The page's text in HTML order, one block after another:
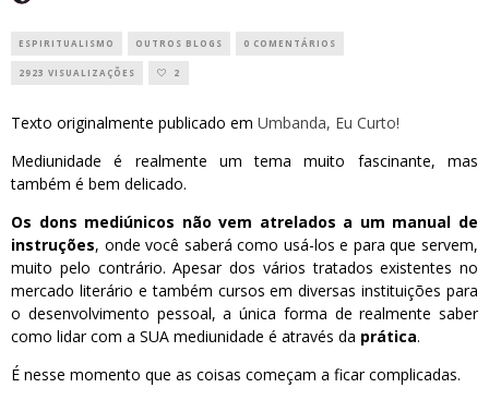
ESPIRITUALISMO OUTROS BLOGS 0 COMENTÁRIOS
2923 VISUALIZAÇÕES 2
Texto originalmente publicado em Umbanda, Eu Curto!
Mediunidade é realmente um tema muito fascinante, mas
também é bem delicado.
Os dons mediúnicos não vem atrelados a um manual de
instruções, onde você saberá como usá-los e para que servem,
muito pelo contrário. Apesar dos vários tratados existentes no
mercado literário e também cursos em diversas instituições para
o desenvolvimento pessoal, a única forma de realmente saber
como lidar com a SUA mediunidade é através da prática.
É nesse momento que as coisas começam a ficar complicadas.